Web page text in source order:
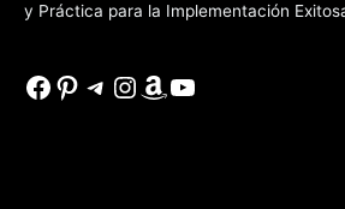
y Práctica para la Implementación
Facebook
Pinterest
Telegram
Instagram
Amazon
YouTube